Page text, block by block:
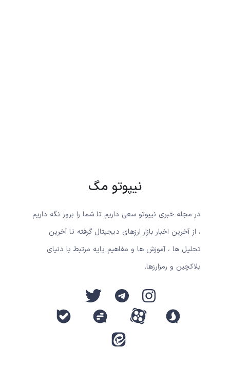
نیپوتو مگ
در مجله خبری نیپوتو سعی داریم تا شما را بروز نگه داریم
، از آخرین اخبار بازار ارزهای دیجیتال گرفته تا آخرین
تحلیل ها ، آموزش ها و مفاهیم پایه مرتبط با دنیای
بلاکچین و رمزارزها.